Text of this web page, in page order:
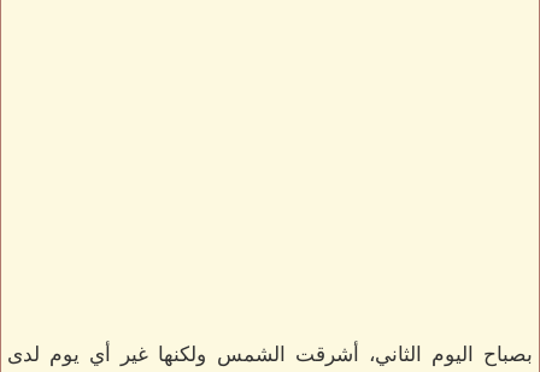
بصباح اليوم الثاني، أشرقت الشمس ولكنها غير أي يوم لدى